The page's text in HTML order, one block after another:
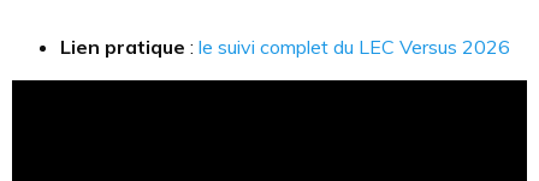
Lien pratique : le suivi complet du LEC Versus 2026